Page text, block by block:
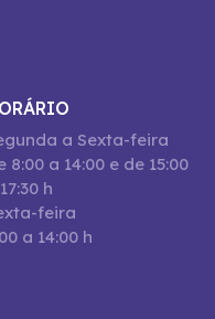
a Sexta-feira
8:00 a 14:00 e de 15:00
h
feira
a 14:00 h